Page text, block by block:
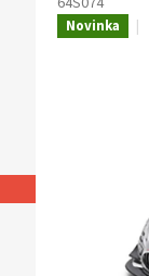
Novinka